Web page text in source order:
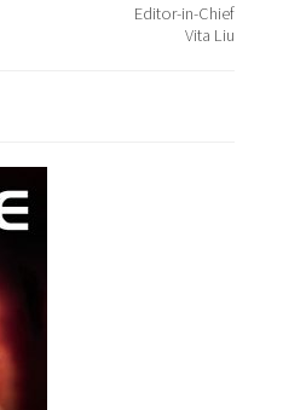
Editor-in-Chief
Vita Liu